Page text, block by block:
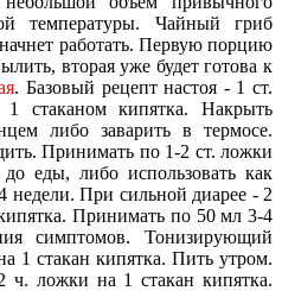
температуры. Чайный гриб
начнет работать. Первую порцию
вторая уже будет готова к
. Базовый рецепт настоя - 1 ст.
стаканом кипятка. Накрыть
либо заварить в термосе.
Принимать по 1-2 ст. ложки
еды, либо использовать как
недели. При сильной диарее - 2
Принимать по 50 мл 3-4
симптомов. Тонизирующий
1 стакан кипятка. Пить утром.
ч. ложки на 1 стакан кипятка.